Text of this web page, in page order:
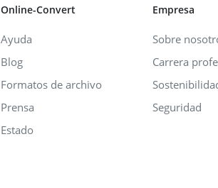
Online-Convert
Ayuda
Blog
Formatos de archivo
Prensa
Estado
Empresa
Sobre
Carrera
Seguridad